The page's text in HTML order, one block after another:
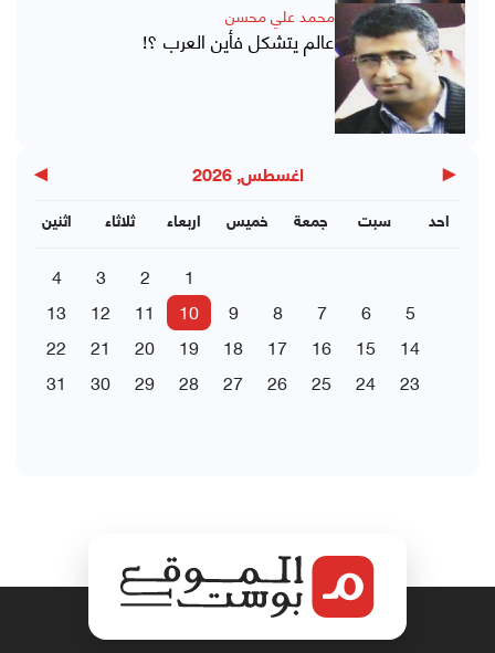
محمد علي محسن
عالم يتشكل فأين العرب ؟!
◀ اغسطس, 2026 ▶
اثنين ثلاثاء اربعاء خميس جمعة سبت احد
1
2
3
4
5
6
7
8
9
10
11
12
13
14
15
16
17
18
19
20
21
22
23
24
25
26
27
28
29
30
31